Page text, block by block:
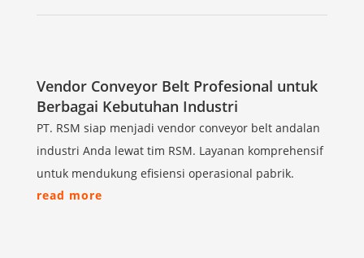
Vendor Conveyor Belt Profesional untuk
Berbagai Kebutuhan Industri
PT. RSM siap menjadi vendor conveyor belt andalan
industri Anda lewat tim RSM. Layanan komprehensif
untuk mendukung efisiensi operasional pabrik.
read more